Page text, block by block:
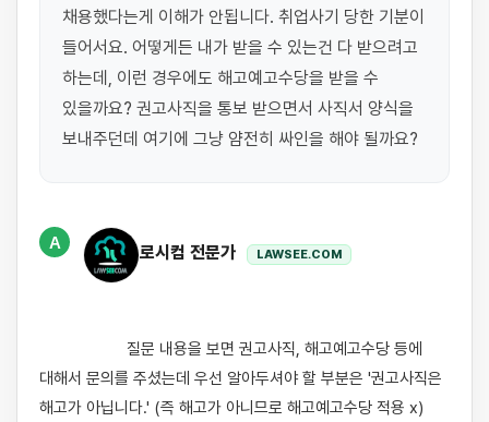
채용했다는게 이해가 안됩니다. 취업사기 당한 기분이
들어서요. 어떻게든 내가 받을 수 있는건 다 받으려고
하는데, 이런 경우에도 해고예고수당을 받을 수
있을까요? 권고사직을 통보 받으면서 사직서 양식을
보내주던데 여기에 그냥 얌전히 싸인을 해야 될까요?
A
로시컴 전문가 LAWSEE.COM
대해서 문의를 주셨는데 우선 알아두셔야 할 부분은 '권고사직은
해고가 아닙니다.' (즉 해고가 아니므로 해고예고수당 적용 x)